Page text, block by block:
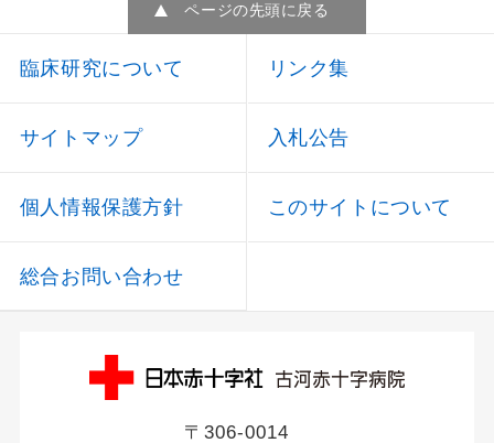
ページの先頭に戻る
臨床研究について リンク集
サイトマップ 入札公告
個人情報保護方針 このサイトについて
総合お問い合わせ
〒306-0014